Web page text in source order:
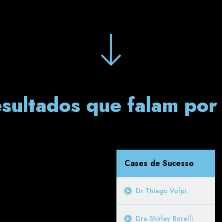
que falam
Cases de Sucesso
Dr Thiago Volpi
Dra Shirley Borelli